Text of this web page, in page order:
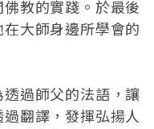
教的實踐。於最後
大師身邊所學會的
過師父的法語，讓
翻譯，發揮弘揚人